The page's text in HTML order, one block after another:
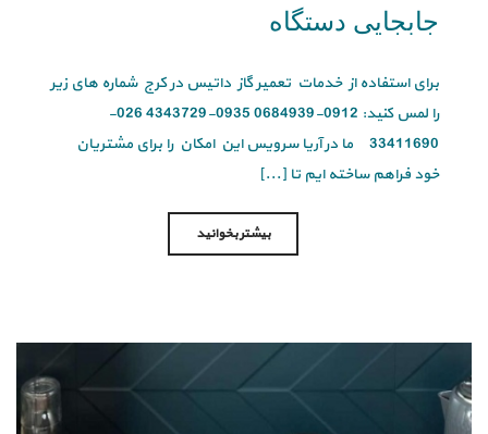
جابجایی دستگاه
برای استفاده از خدمات تعمیر گاز داتیس در کرج شماره های زیر
را لمس کنید: 0912-0684939 0935-4343729 026-
33411690 ما در آریا سرویس این امکان را برای مشتریان
خود فراهم ساخته ایم تا [...]
بیشتر بخوانید